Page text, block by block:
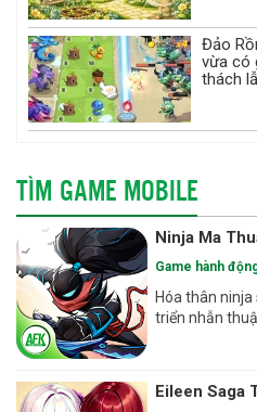
Đảo
vừa có
thách
TÌM GAME MOBILE
Ninja Ma
Game hành
Hóa thân
triển nhẫn
Eileen Saga